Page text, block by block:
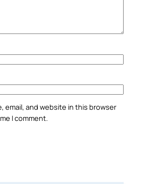
email, and website in this browser
I comment.